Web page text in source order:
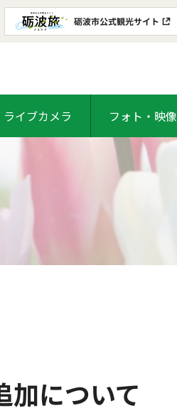
ライブカメラ フォト・映像
加について